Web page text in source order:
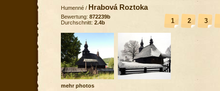
Humenné / Hrabová Roztoka
1 2 3
Bewertung: 872239b
Durchschnitt: 2.4b
mehr photos